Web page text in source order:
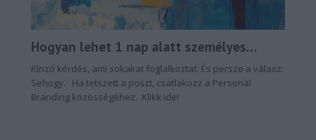
Hogyan lehet 1 nap alatt személyes
márkát építeni?
Kínzó kérdés, ami sokakat foglalkoztat. És persze a válasz:
Sehogy. Ha tetszett a poszt, csatlakozz a Personal